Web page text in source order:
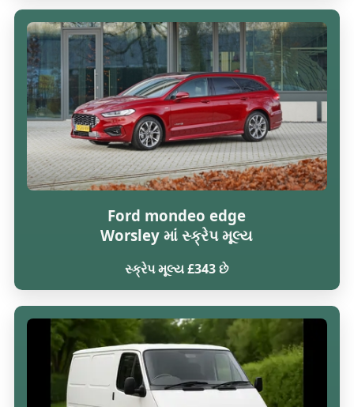
Ford mondeo edge
Worsley માં સ્ક્રેપ મૂલ્ય
સ્ક્રેપ મૂલ્ય £343 છે